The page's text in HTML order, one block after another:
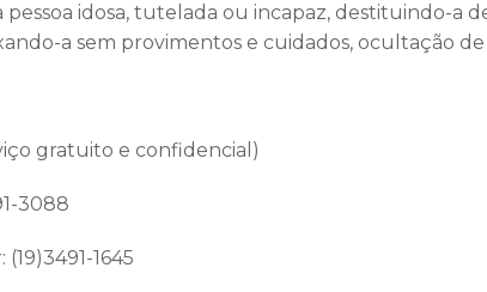
pessoa idosa, tutelada ou incapaz, destituindo-a
a sem provimentos e cuidados, ocultação
gratuito e confidencial)
3088
(19)3491-1645